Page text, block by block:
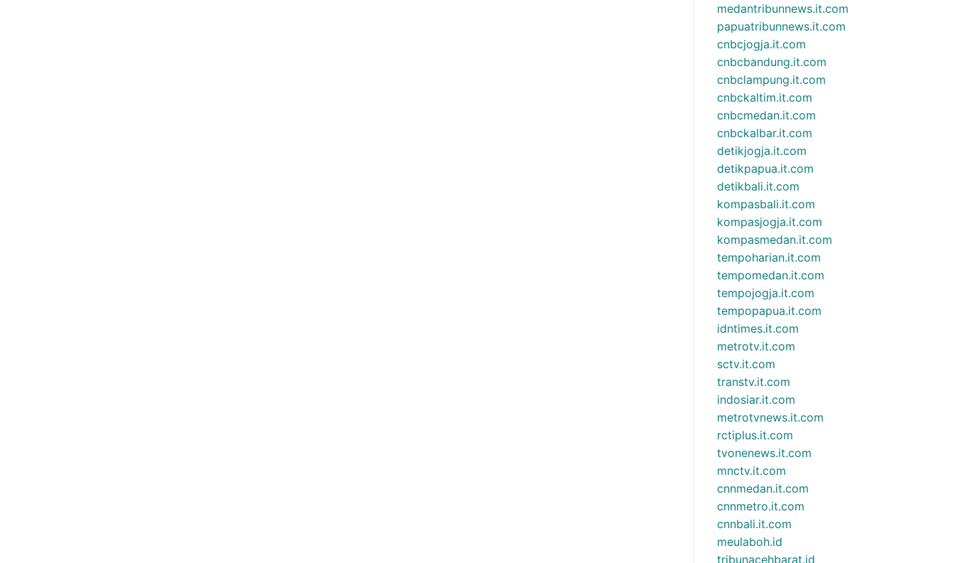
medantribunnews.it.com
papuatribunnews.it.com
cnbcjogja.it.com
cnbcbandung.it.com
cnbclampung.it.com
cnbckaltim.it.com
cnbcmedan.it.com
cnbckalbar.it.com
detikjogja.it.com
detikpapua.it.com
detikbali.it.com
kompasbali.it.com
kompasjogja.it.com
kompasmedan.it.com
tempoharian.it.com
tempomedan.it.com
tempojogja.it.com
tempopapua.it.com
idntimes.it.com
metrotv.it.com
sctv.it.com
transtv.it.com
indosiar.it.com
metrotvnews.it.com
rctiplus.it.com
tvonenews.it.com
mnctv.it.com
cnnmedan.it.com
cnnmetro.it.com
cnnbali.it.com
meulaboh.id
tribunacehbarat.id